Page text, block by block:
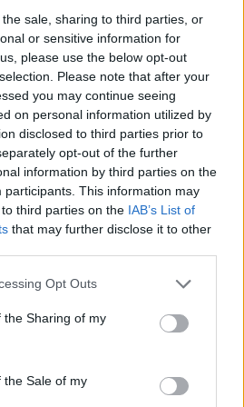
sale, sharing to third parties, or
or sensitive information for
please use the below opt-out
Please note that after your
you may continue seeing
on personal information utilized by
disclosed to third parties prior to
opt-out of the further
information by third parties on the
participants. This information may
third parties on the IAB’s List of
that may further disclose it to other
Opt Outs
the Sharing of my
the Sale of my
22 јули и 5 август, при што
да биде најкраткиот - со
текстот се на редакцијата
ИЛИ ТОПЛОТЕН УДАР:
да ги препознаете и
опасните последици
на летување! МОМЧЕ
ПОЧИНА ПО КОНТАКТ СО